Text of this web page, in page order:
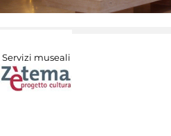
Servizi museali